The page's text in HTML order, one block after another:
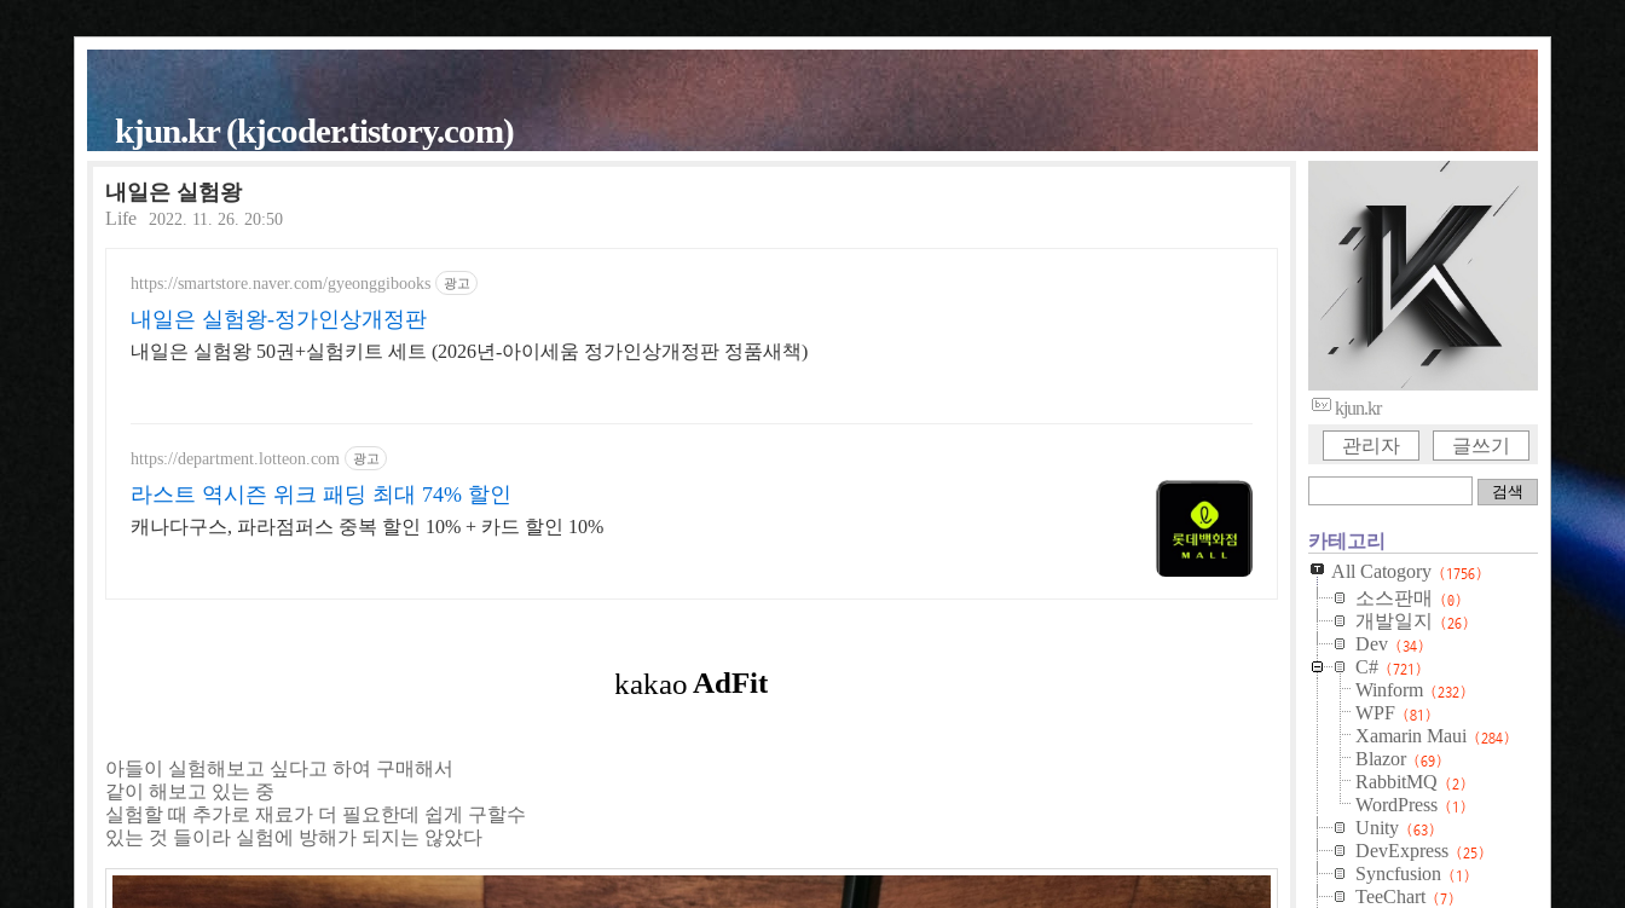
kjun.kr (kjcoder.tistory.com)
내일은 실험왕
Life 2022. 11. 26. 20:50
https://smartstore.naver.com/gyeonggibooks 광고
내일은 실험왕-정가인상개정판
내일은 실험왕 50권+실험키트 세트 (2026년-아이세움 정가인상개정판 정품새책)
https://department.lotteon.com 광고
라스트 역시즌 위크 패딩 최대 74% 할인
캐나다구스, 파라점퍼스 중복 할인 10% + 카드 할인 10%
아들이 실험해보고 싶다고 하여 구매해서
같이 해보고 있는 중
실험할 때 추가로 재료가 더 필요한데 쉽게 구할수
있는 것 들이라 실험에 방해가 되지는 않았다
kjun.kr
관리자
글쓰기
카테고리
All Catogory (1756)
소스판매 (0)
개발일지 (26)
Dev (34)
C# (721)
Winform (232)
WPF (81)
Xamarin Maui (284)
Blazor(69)
RabbitMQ (2)
WordPress (1)
Unity (63)
DevExpress (25)
Syncfusion (1)
TeeChart (7)